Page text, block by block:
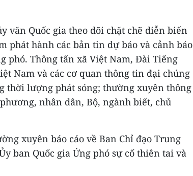
văn Quốc gia theo dõi chặt chẽ diễn biến
phát hành các bản tin dự báo và cảnh báo
phó. Thông tấn xã Việt Nam, Đài Tiếng
Nam và các cơ quan thông tin đại chúng
thời lượng phát sóng; thường xuyên thông
nhân dân, Bộ, ngành biết, chủ
xuyên báo cáo về Ban Chỉ đạo Trung
ban Quốc gia Ứng phó sự cố thiên tai và